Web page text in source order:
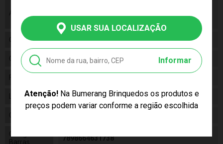
USAR SUA LOCALIZAÇÃO
Informar
Atenção!Na Bumerang Brinquedos os produtos e
preços podem variar conforme a região escolhida
Aviso
meramente ilustrativas.
Gênero Unissex
Categoria N/a
Fabricante
Linha Brinquedo
Código
Código de
Barras
7898664631738